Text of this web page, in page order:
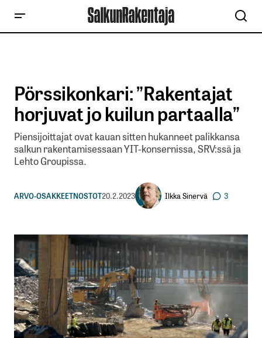
Pörssikonkari: ”Rakentajat
horjuvat jo kuilun partaalla”
Piensijoittajat ovat kauan sitten hukanneet palikkansa
salkun rakentamisessaan YIT-konsernissa, SRV:ssä ja
Lehto Groupissa.
ARVO-OSAKKEETNOSTOT20.2.2023 Ilkka Sinervä 3